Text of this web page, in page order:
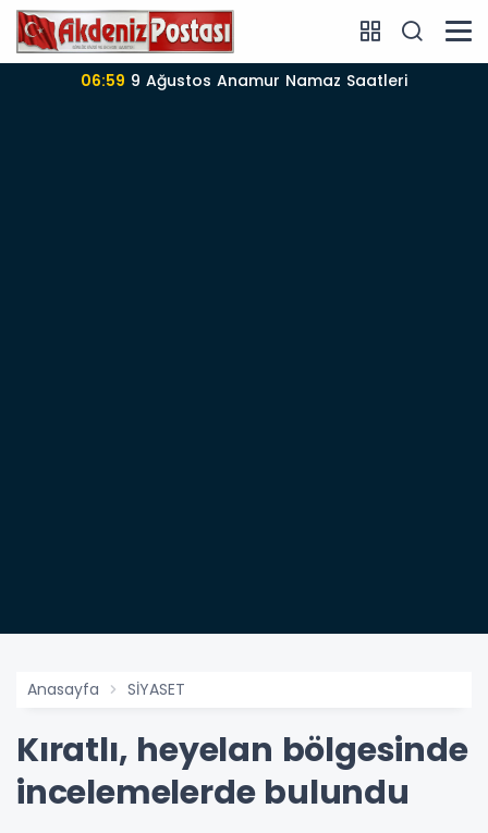
06:59 9 Ağustos Anamur Namaz Saatleri
Anasayfa SİYASET
Kıratlı, heyelan bölgesinde
incelemelerde bulundu